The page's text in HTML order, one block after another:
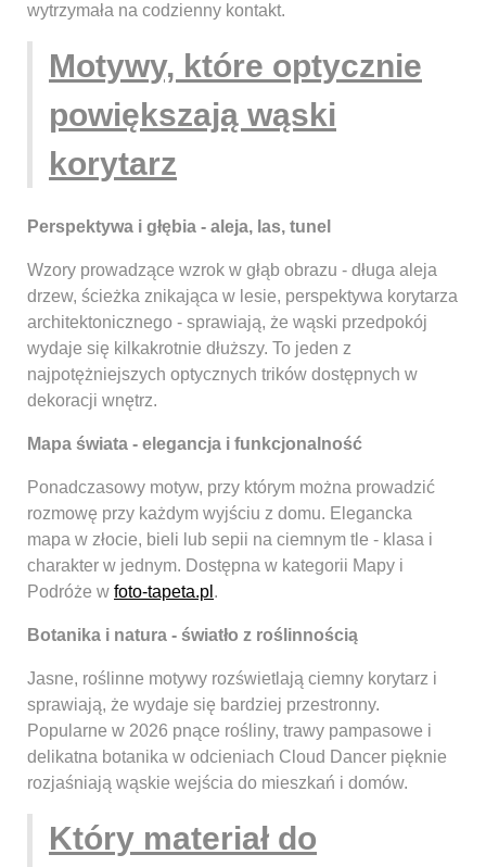
wytrzymała na codzienny kontakt.
Motywy, które optycznie
powiększają wąski
korytarz
Perspektywa i głębia - aleja, las, tunel
Wzory prowadzące wzrok w głąb obrazu - długa aleja
drzew, ścieżka znikająca w lesie, perspektywa korytarza
architektonicznego - sprawiają, że wąski przedpokój
wydaje się kilkakrotnie dłuższy. To jeden z
najpotężniejszych optycznych trików dostępnych w
dekoracji wnętrz.
Mapa świata - elegancja i funkcjonalność
Ponadczasowy motyw, przy którym można prowadzić
rozmowę przy każdym wyjściu z domu. Elegancka
mapa w złocie, bieli lub sepii na ciemnym tle - klasa i
charakter w jednym. Dostępna w kategorii Mapy i
Podróże w foto-tapeta.pl .
Botanika i natura - światło z roślinnością
Jasne, roślinne motywy rozświetlają ciemny korytarz i
sprawiają, że wydaje się bardziej przestronny.
Popularne w 2026 pnące rośliny, trawy pampasowe i
delikatna botanika w odcieniach Cloud Dancer pięknie
rozjaśniają wąskie wejścia do mieszkań i domów.
Który materiał do